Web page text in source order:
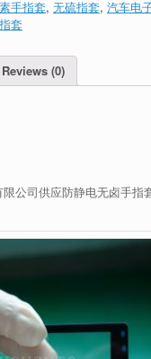
手指套, 无硫指套, 汽车电
套
Reviews (0)
公司供应防静电无卤手指